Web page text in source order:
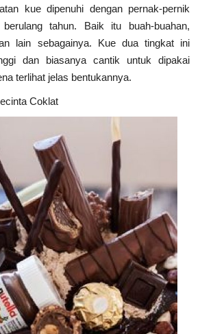
kue dipenuhi dengan pernak-pernik
tahun. Baik itu buah-buahan,
lain sebagainya. Kue dua tingkat ini
dan biasanya cantik untuk dipakai
terlihat jelas bentukannya.
Coklat